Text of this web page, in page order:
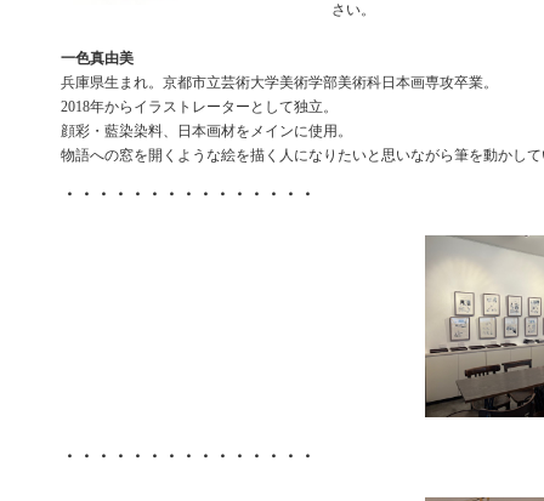
さい。
一色真由美
兵庫県生まれ。京都市立芸術大学美術学部美術科日本画専攻卒業。
2018年からイラストレーターとして独立。
顔彩・藍染染料、日本画材をメインに使用。
物語への窓を開くような絵を描く人になりたいと思いながら筆を動かし
・・・・・・・・・・・・・・・
・・・・・・・・・・・・・・・